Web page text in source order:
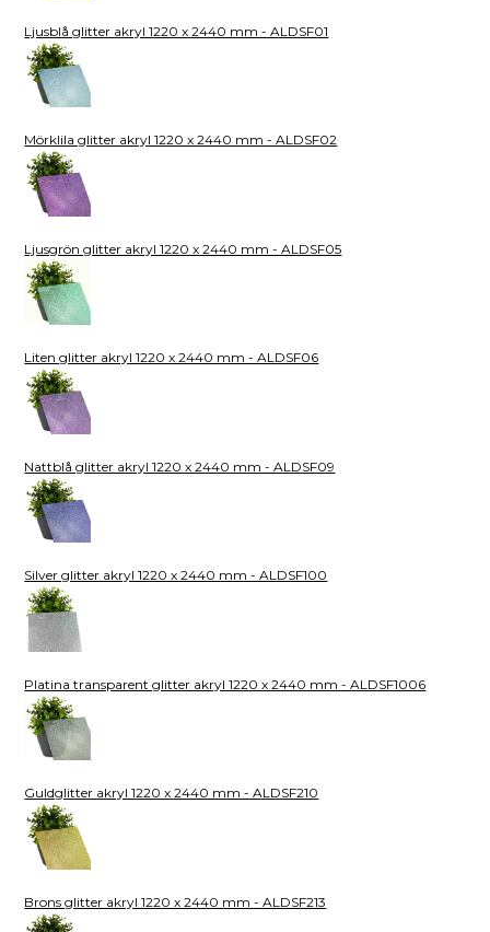
Ljusblå glitter akryl 1220 x 2440 mm - ALDSF01
Mörklila glitter akryl 1220 x 2440 mm - ALDSF02
Ljusgrön glitter akryl 1220 x 2440 mm - ALDSF05
Liten glitter akryl 1220 x 2440 mm - ALDSF06
Nattblå glitter akryl 1220 x 2440 mm - ALDSF09
Silver glitter akryl 1220 x 2440 mm - ALDSF100
Platina transparent glitter akryl 1220 x 2440 mm - ALDSF1006
Guldglitter akryl 1220 x 2440 mm - ALDSF210
Brons glitter akryl 1220 x 2440 mm - ALDSF213